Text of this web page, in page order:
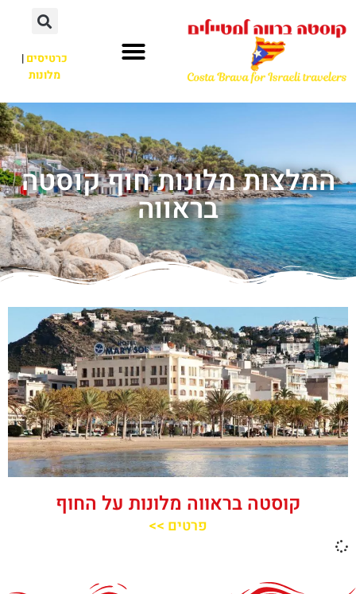
כרטיסים|
מלונות
המלצות מלונות חוף קוסטה
בראווה
קוסטה בראווה מלונות על החוף
פרטים >>